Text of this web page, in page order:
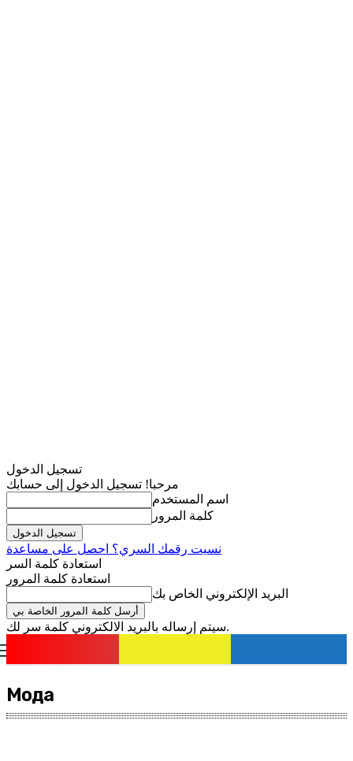
تسجيل الدخول
مرحبا! تسجيل الدخول إلى حسابك
اسم المستخدم
كلمة المرور
نسيت رقمك السري؟ احصل على مساعدة
استعادة كلمة السر
استعادة كلمة المرور
البريد الإلكتروني الخاص بك
سيتم إرساله بالبريد الالكتروني كلمة سر لك.
Мода